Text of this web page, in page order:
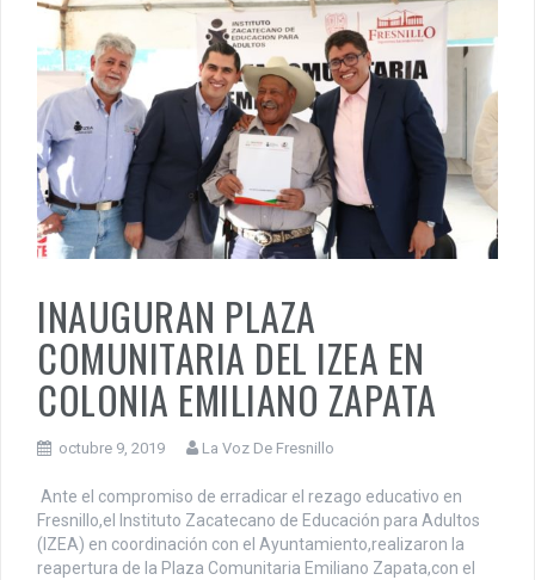
INAUGURAN PLAZA
COMUNITARIA DEL IZEA EN
COLONIA EMILIANO ZAPATA
octubre 9, 2019 La Voz De Fresnillo
Ante el compromiso de erradicar el rezago educativo en
Fresnillo,el Instituto Zacatecano de Educación para Adultos
(IZEA) en coordinación con el Ayuntamiento,realizaron la
reapertura de la Plaza Comunitaria Emiliano Zapata,con el